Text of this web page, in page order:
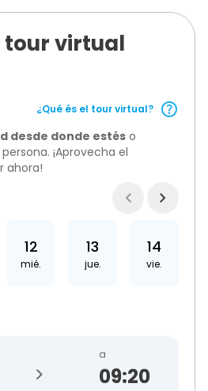
tour virtual
¿Qué és el tour virtual?
desde donde estés o
¡Aprovecha el
ahora!
12
mié.
13
jue.
14
vie.
>
a
09:20